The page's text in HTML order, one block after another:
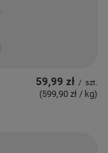
59,99 zł / szt.
(599,90 zł / kg)